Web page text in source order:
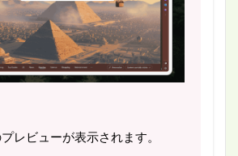
レビューが表示されます。